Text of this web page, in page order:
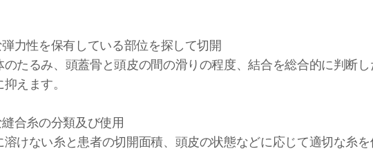
力性を保有している部位を探して切開
のたるみ、頭蓋骨と頭皮の間の滑りの程度、結合を総合的に判断
えます。
合糸の分類及び使用
溶けない糸と患者の切開面積、頭皮の状態などに応じて適切な糸